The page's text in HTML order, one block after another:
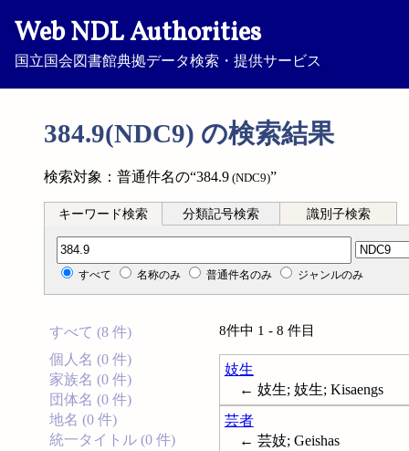
Web NDL Authorities
国立国会図書館典拠データ検索・提供サービス
384.9(NDC9) の検索結果
検索対象：普通件名の“384.9 (NDC9)”
キーワード検索 分類記号検索 識別子検索
分類記号検索
すべて 名称のみ 普通件名のみ ジャンルのみ
すべて (8 件)
個人名 (0 件)
家族名 (0 件)
団体名 (0 件)
地名 (0 件)
統一タイトル (0 件)
8件中 1 - 8 件目
妓生
← 妓生; 妓生; Kisaengs
芸者
← 芸妓; Geishas